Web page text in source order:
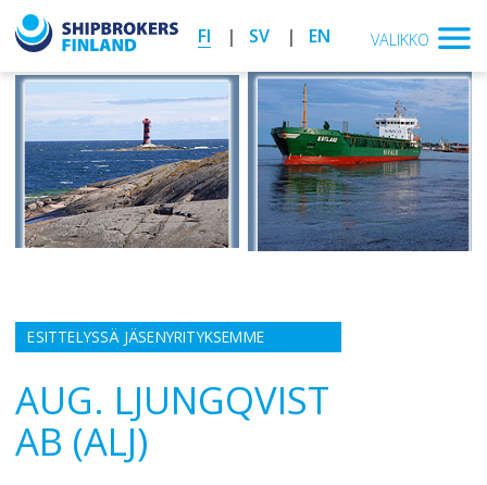
FI SV EN VALIKKO
ESITTELYSSÄ JÄSENYRITYKSEMME
AUG. LJUNGQVIST
AB (ALJ)